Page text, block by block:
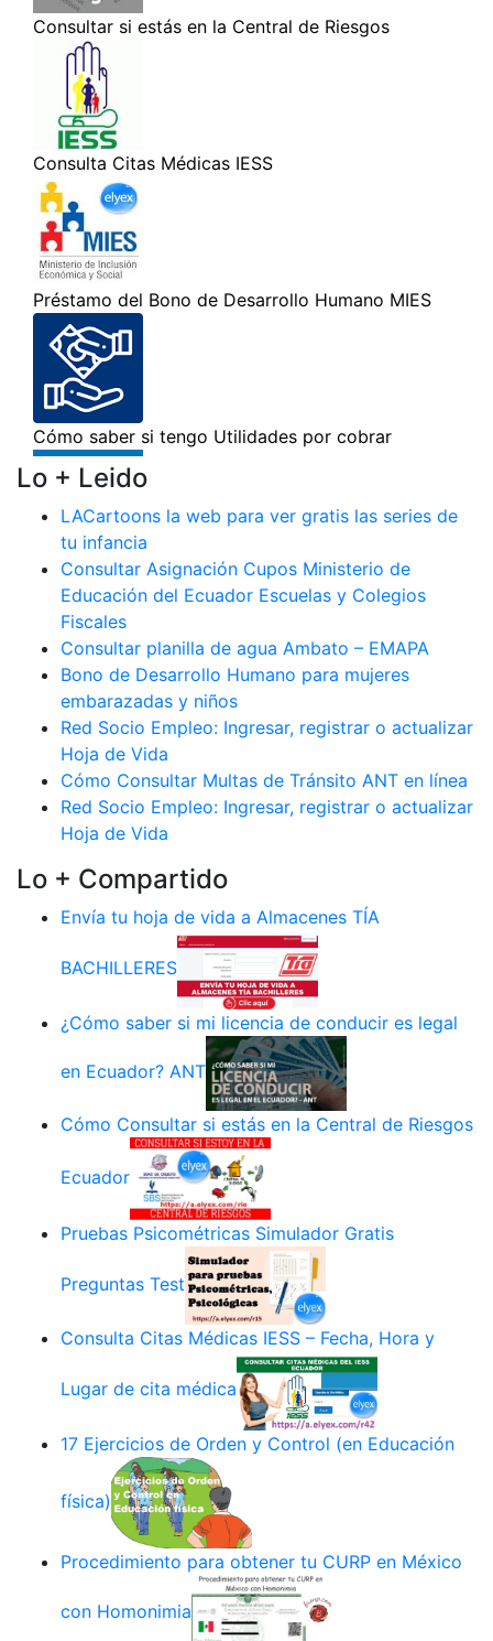
Lo + Leido
LACartoons la web para ver gratis las series de
tu infancia
Consultar Asignación Cupos Ministerio de
Educación del Ecuador Escuelas y Colegios
Fiscales
Consultar planilla de agua Ambato – EMAPA
Bono de Desarrollo Humano para mujeres
embarazadas y niños
Red Socio Empleo: Ingresar, registrar o actualizar
Hoja de Vida
Cómo Consultar Multas de Tránsito ANT en línea
Red Socio Empleo: Ingresar, registrar o actualizar
Hoja de Vida
Lo + Compartido
Envía tu hoja de vida a Almacenes TÍA
BACHILLERES
¿Cómo saber si mi licencia de conducir es legal
en Ecuador? ANT
Cómo Consultar si estás en la Central de Riesgos
Ecuador
Pruebas Psicométricas Simulador Gratis
Preguntas Test
Consulta Citas Médicas IESS – Fecha, Hora y
Lugar de cita médica
17 Ejercicios de Orden y Control (en Educación
física)
Procedimiento para obtener tu CURP en México
con Homonimia